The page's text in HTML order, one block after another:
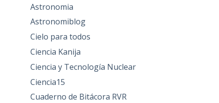
Astronomia
Astronomiblog
Cielo para todos
Ciencia Kanija
Ciencia y Tecnología Nuclear
Ciencia15
Cuaderno de Bitácora RVR